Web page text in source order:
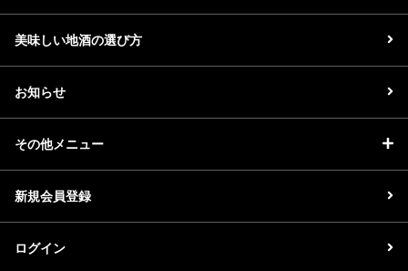
美味しい地酒の選び方
お知らせ
その他メニュー
新規会員登録
ログイン